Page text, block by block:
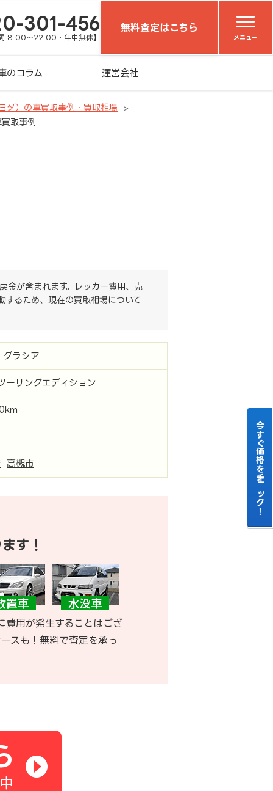
301-456
8:00～22:00・年中無休】
無料査定はこちら
メニュー
のコラム 運営会社
タ）の車買取事例・買取相場
取事例
金が含まれます。レッカー費用、売
するため、現在の買取相場について
グラシア
リングエディション
高槻市
す！
費用が発生することはござ
スも！無料で査定を承っ
今すぐ価格をチェック！